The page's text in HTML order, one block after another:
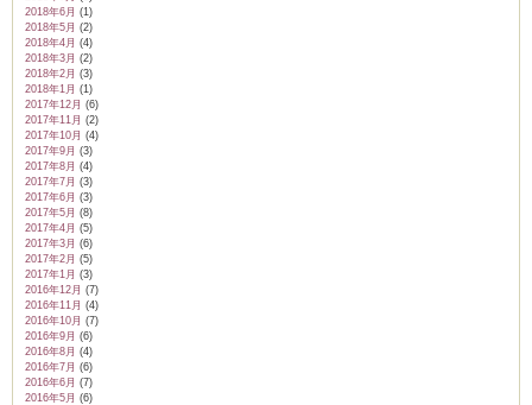
2018年6月 (1)
2018年5月 (2)
2018年4月 (4)
2018年3月 (2)
2018年2月 (3)
2018年1月 (1)
2017年12月 (6)
2017年11月 (2)
2017年10月 (4)
2017年9月 (3)
2017年8月 (4)
2017年7月 (3)
2017年6月 (3)
2017年5月 (8)
2017年4月 (5)
2017年3月 (6)
2017年2月 (5)
2017年1月 (3)
2016年12月 (7)
2016年11月 (4)
2016年10月 (7)
2016年9月 (6)
2016年8月 (4)
2016年7月 (6)
2016年6月 (7)
2016年5月 (6)